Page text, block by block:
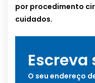
por procedimento
cuidados.
O seu endereço